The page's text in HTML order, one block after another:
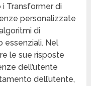
Transformer di
personalizzate
di
essenziali. Nel
le sue risposte
dell’utente
dell’utente,